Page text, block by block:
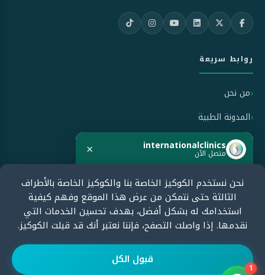
1
internationalclinics
متصل الآن ×
هل تحتاج مساعدة؟
ابدأ الدردشة الآن وسنرد بسرعة.
روابط سريعة
من نحن
المدونة الطبية
سياسة الاستخدام
سياسة الخصوصية
سياسة الإلغاء والاسترداد
معتمدون من قبل
نحن نستخدم الكوكيز الخاصة بنا والكوكيز الخاصة بالأطراف
الثالثة حتى نتمكن من عرض هذا الموقع وفهم كيفية
استخدامك له بشكل أفضل، بهدف تحسين الخدمات التي
نقدمها. إذا واصلت التصفح، فإننا نعتبر أنك قد قبلت الكوكيز.
قبول الكل